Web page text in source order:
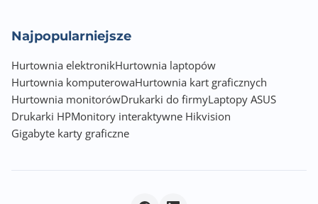
Najpopularniejsze
Hurtownia elektronikHurtownia laptopów
Hurtownia komputerowaHurtownia kart graficznych
Hurtownia monitorówDrukarki do firmyLaptopy ASUS
Drukarki HPMonitory interaktywne Hikvision
Gigabyte karty graficzne